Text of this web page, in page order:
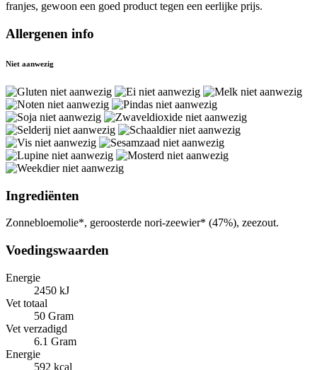
franjes, gewoon een goed product tegen een eerlijke prijs.
Allergenen info
Niet aanwezig
Ingrediënten
Zonnebloemolie*, geroosterde nori-zeewier* (47%), zeezout.
Voedingswaarden
Energie
2450 kJ
Vet totaal
50 Gram
Vet verzadigd
6.1 Gram
Energie
592 kcal